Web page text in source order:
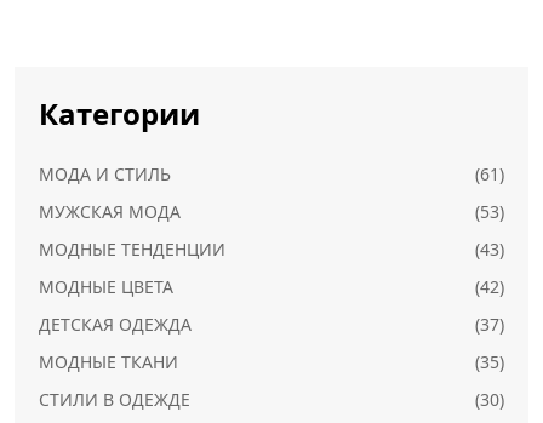
Категории
МОДА И СТИЛЬ
(61)
МУЖСКАЯ МОДА
(53)
МОДНЫЕ ТЕНДЕНЦИИ
(43)
МОДНЫЕ ЦВЕТА
(42)
ДЕТСКАЯ ОДЕЖДА
(37)
МОДНЫЕ ТКАНИ
(35)
СТИЛИ В ОДЕЖДЕ
(30)